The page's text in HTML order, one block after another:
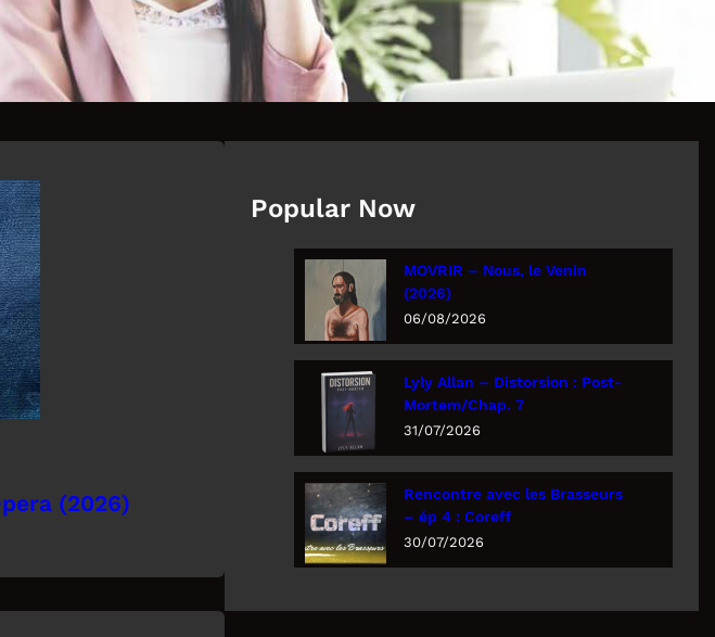
(2026)
Popular Now
MOVRIR – Nous, le Venin
(2026)
06/08/2026
Lyly Allan – Distorsion : Post-
Mortem/Chap. 7
31/07/2026
Rencontre avec les Brasseurs
– ép 4 : Coreff
30/07/2026